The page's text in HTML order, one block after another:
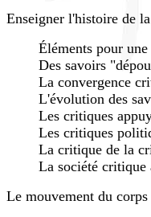
Enseigner l'histoire de
Éléments pour
Des savoirs
La convergence
L'évolution des
Les critiques
Les critiques
La critique de la
La société critique
Le mouvement du